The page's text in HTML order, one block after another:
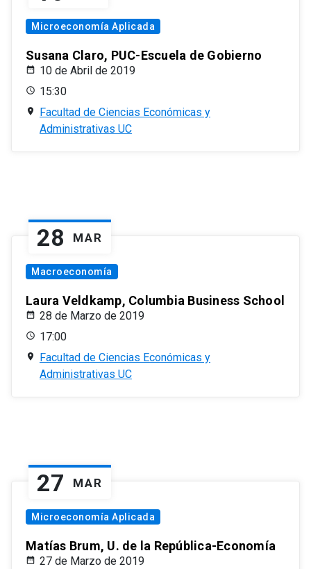
Microeconomía Aplicada
Susana Claro, PUC-Escuela de Gobierno
10 de Abril de 2019
15:30
Facultad de Ciencias Económicas y
Administrativas UC
28 MAR
Macroeconomía
Laura Veldkamp, Columbia Business School
28 de Marzo de 2019
17:00
Facultad de Ciencias Económicas y
Administrativas UC
27 MAR
Microeconomía Aplicada
Matías Brum, U. de la República-Economía
27 de Marzo de 2019